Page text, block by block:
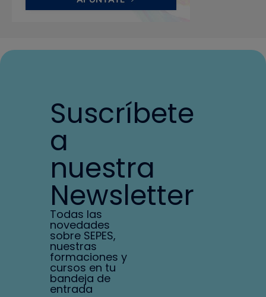
Suscríbete
a
nuestra
Newsletter
Todas las
novedades
sobre SEPES,
nuestras
formaciones y
cursos en tu
bandeja de
entrada